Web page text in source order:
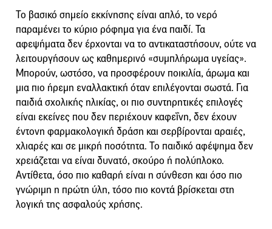
Το βασικό σημείο εκκίνησης είναι απλό, το νερό
παραμένει το κύριο ρόφημα για ένα παιδί. Τα
αφεψήματα δεν έρχονται να το αντικαταστήσουν, ούτε να
λειτουργήσουν ως καθημερινό «συμπλήρωμα υγείας».
Μπορούν, ωστόσο, να προσφέρουν ποικιλία, άρωμα και
μια πιο ήρεμη εναλλακτική όταν επιλέγονται σωστά. Για
παιδιά σχολικής ηλικίας, οι πιο συντηρητικές επιλογές
είναι εκείνες που δεν περιέχουν καφεΐνη, δεν έχουν
έντονη φαρμακολογική δράση και σερβίρονται αραιές,
χλιαρές και σε μικρή ποσότητα. Το παιδικό αφέψημα δεν
χρειάζεται να είναι δυνατό, σκούρο ή πολύπλοκο.
Αντίθετα, όσο πιο καθαρή είναι η σύνθεση και όσο πιο
γνώριμη η πρώτη ύλη, τόσο πιο κοντά βρίσκεται στη
λογική της ασφαλούς χρήσης.